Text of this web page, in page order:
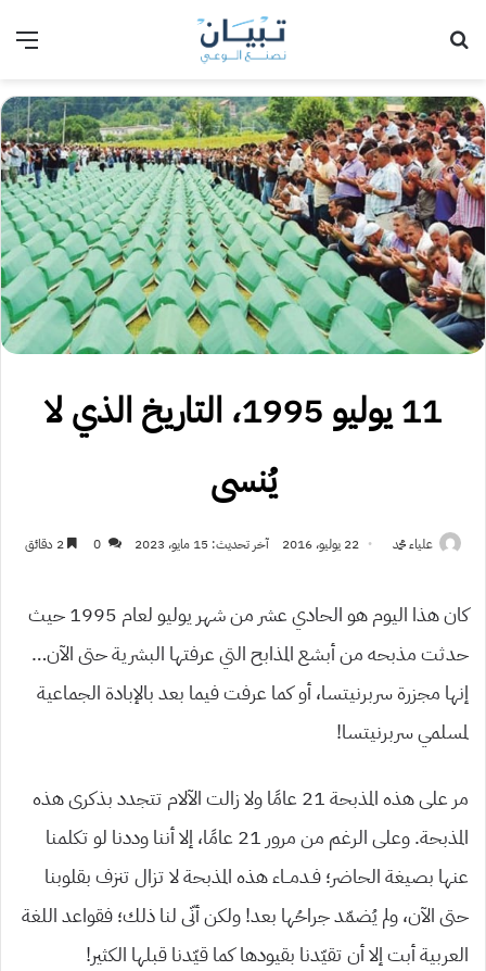
11 يوليو 1995، التاريخ الذي لا
يُنسى
علياء محمد 22 يوليو، 2016 آخر تحديث: 15 مايو، 2023 0
كان هذا اليوم هو الحادي عشر من شهر يوليو لعام 1995 حيث
حدثت مذبحه من أبشع المذابح التي عرفتها البشرية حتى الآن…
إنها مجزرة سربرنيتسا، أو كما عرفت فيما بعد بالإبادة الجماعية
لمسلمي سربرنيتسا!
مر على هذه المذبحة 21 عامًا ولا زالت الآلام تتجدد بذكرى هذه
المذبحة. وعلى الرغم من مرور 21 عامًا، إلا أننا وددنا لو تكلمنا
عنها بصيغة الحاضر؛ فـدمــاء هذه المذبحة لا تزال تنزف بقلوبنا
حتى الآن، ولم يُضمّد جراحُها بعد! ولكن أنّى لنا ذلك؛ فقواعد اللغة
العربية أبت إلا أن تقيّدنا بقيودها كما قيّدنا قبلها الكثير!